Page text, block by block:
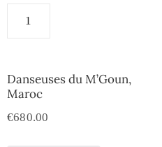
Danseuses du M’Goun,
Maroc
€680.00